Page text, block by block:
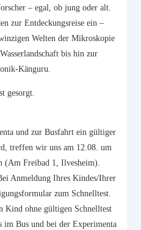
– egal, ob jung oder alt.
zur Entdeckungsreise ein –
Welten der Mikroskopie
bis hin zur
Känguru.
gesorgt.
und zur Busfahrt ein gültiger
treffen wir uns am 12.08. um
(Am Freibad 1, Ilvesheim).
Anmeldung Ihres Kindes/Ihrer
zum Schnelltest.
Kind ohne gültigen Schnelltest
im Bus und bei der Experimenta